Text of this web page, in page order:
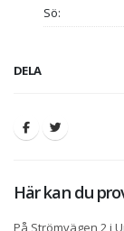
Sö:
DELA
Här kan du
På Strömvägen 2 i